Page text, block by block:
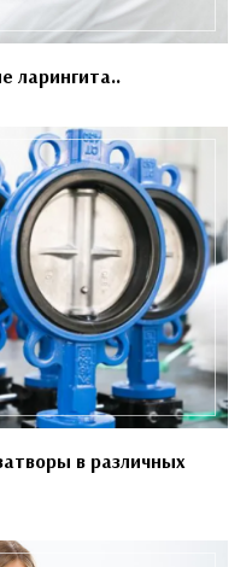
ларингита..
в различных